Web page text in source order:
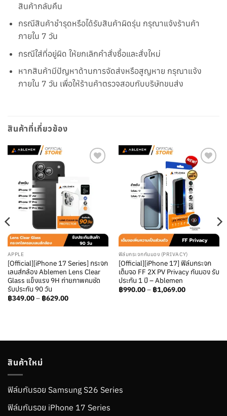
สินค้ากลับคืน
กรณีสินค้าชำรุดหรือได้รับสินค้าผิดรุ่น กรุณาแจ้งร้านค้า
ภายใน 7 วัน
กรณีใส่ที่อยู่ผิด ให้ยกเลิกคำสั่งซื้อและสั่งใหม่
หากสินค้ามีปัญหาด้านการจัดส่งหรือสูญหาย กรุณาแจ้ง
ภายใน 7 วัน เพื่อให้ร้านค้าตรวจสอบกับบริษัทขนส่ง
สินค้าที่เกี่ยวข้อง
โปรด
APPLE
[Official][iPhone 17 Series] กระจก
เลนส์กล้อง Ablemen Lens Clear
Glass แข็งแรง 9H ถ่ายภาพคมชัด
รับประกัน 90 วัน
฿349.00– ฿629.00Price
รายการ
ฟิล์มกระจกกันมอง (PRIVACY)
[Official][iPhone 17] ฟิล์มกระจก
เต็มจอ FF 2X PV Privacy กันมอง รับ
ประกัน 1 ปี – Ablemen
฿990.00– ฿1,069.00Price
สินค้าใหม่
ฟิล์มกันรอย Samsung S26 Series
ฟิล์มกันรอย iPhone 17 Series